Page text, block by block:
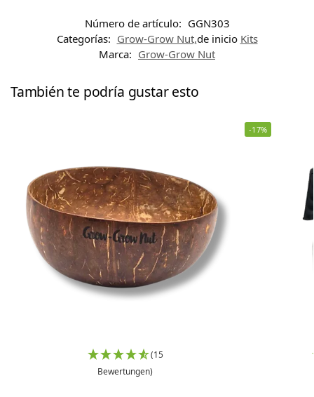
Número de artículo: GGN303
Categorías: Grow-Grow Nut,de inicio Kits
Marca: Grow-Grow Nut
También te podría gustar esto
(15
Bewertungen)
-17%